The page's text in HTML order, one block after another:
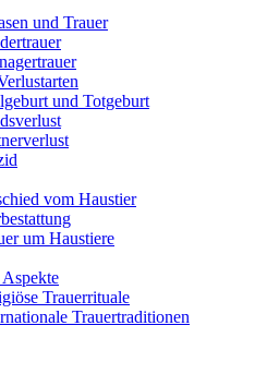
und Trauer
und Totgeburt
vom Haustier
um Haustiere
Trauerrituale
Trauertraditionen